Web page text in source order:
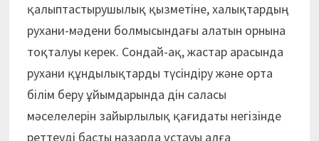
қалыптастырушылық қызметіне, халықтардың
рухани-мәдени болмысындағы алатын орнына
тоқталуы керек. Сондай-ақ, жастар арасында
рухани құндылықтарды түсіндіру және орта
білім беру ұйымдарында дін саласы
мәселелерін зайырлылық қағидаты негізінде
реттеуді басты назарда ұстауы алға